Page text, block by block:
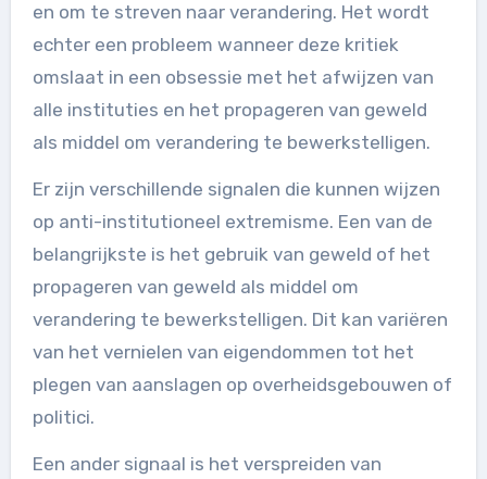
en om te streven naar verandering. Het wordt
echter een probleem wanneer deze kritiek
omslaat in een obsessie met het afwijzen van
alle instituties en het propageren van geweld
als middel om verandering te bewerkstelligen.
Er zijn verschillende signalen die kunnen wijzen
op anti-institutioneel extremisme. Een van de
belangrijkste is het gebruik van geweld of het
propageren van geweld als middel om
verandering te bewerkstelligen. Dit kan variëren
van het vernielen van eigendommen tot het
plegen van aanslagen op overheidsgebouwen of
politici.
Een ander signaal is het verspreiden van